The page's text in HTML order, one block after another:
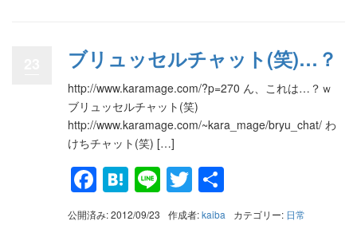
ブリュッセルチャット(笑)…？
http://www.karamage.com/?p=270 ん、これは…？ｗ
ブリュッセルチャット(笑)
http://www.karamage.com/~kara_mage/bryu_chat/ わ
けちチャット(笑) […]
Facebook
Hatena
LineTwitter
有
公開済み: 2012/09/23 作成者:kaiba カテゴリー: 日常